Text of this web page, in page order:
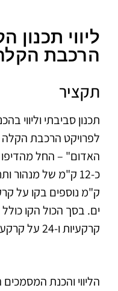
ליווי
הרכבת
תקציר
תכנון סביבתי וליווי
לפרויקט הרכבת הקלה
האדום" – החל
ק"מ נוספים בקו על
קרקעיות ו-24 על קרקעיות.
הליווי והכנת